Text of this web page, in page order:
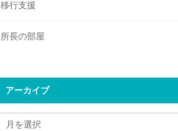
移行支援
所長の部屋
アーカイブ